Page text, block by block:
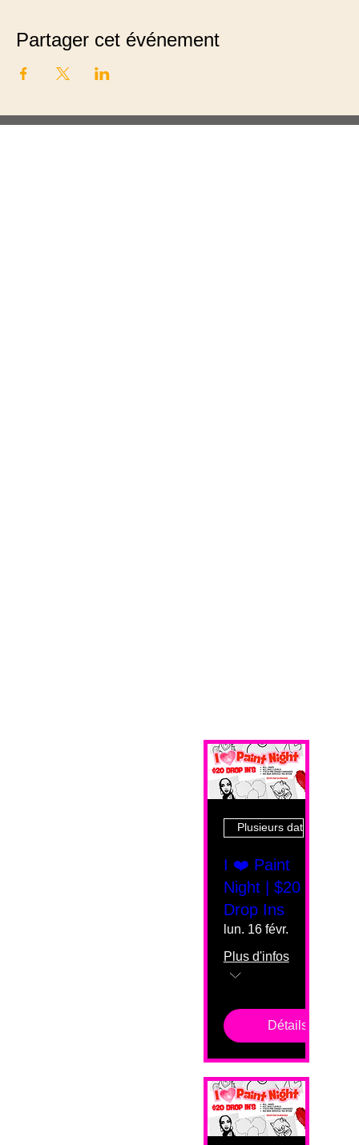
Partager cet événement
Plusieurs dates
I ❤️ Paint
Night | $20
Drop Ins
lun. 16 févr.
Plus d'infos
Détails